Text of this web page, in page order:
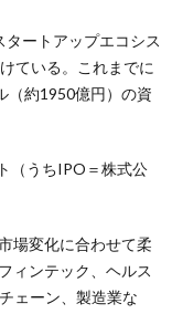
ートアップエコシス
ている。これまでに
（約1950億円）の資
（うちIPO＝株式公
場変化に合わせて柔
ィンテック、ヘルス
ェーン、製造業な